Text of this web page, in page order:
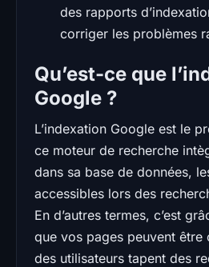
des rapports
corriger les problèmes
Qu’est-ce que
Google ?
L’indexation Google est le
ce moteur de recherche
dans sa base de données,
accessibles lors des
En d’autres termes, c’est
que vos pages peuvent être
des utilisateurs tapent des